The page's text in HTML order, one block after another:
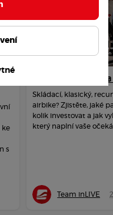
ke
s
Jak vybrat rotoped
Skládací, klasický,
airbike? Zjistěte, jaké
kolik investovat a jak
který naplní vaše
Team inLIVE